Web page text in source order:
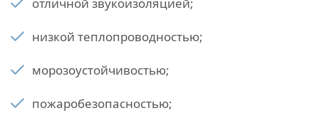
отличной звукоизоляцией;
низкой теплопроводностью;
морозоустойчивостью;
пожаробезопасностью;